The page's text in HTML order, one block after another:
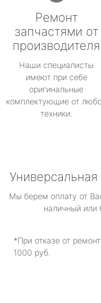
Ремонт
запчастями от
производителя
Наши специалисты
имеют при себе
оригинальные
комплектующие от
техники.
Мы берем оплату от
наличный или
*При отказе от
1000 руб.